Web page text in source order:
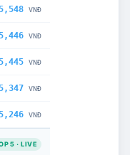
VNĐ
VNĐ
VNĐ
VNĐ
VNĐ
5 · LIVE